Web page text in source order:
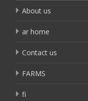
About us
ar home
Contact us
FARMS
fi